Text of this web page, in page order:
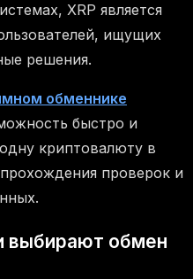
XRP является
ищущих
решения.
обменнике
быстро и
криптовалюту в
проверок и
выбирают обмен